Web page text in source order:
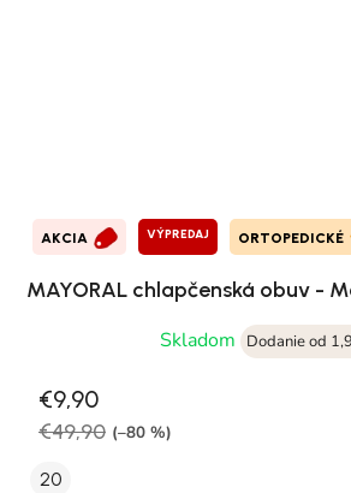
AKCIA VÝPREDAJ ORTOPEDICKÉ
MAYORAL chlapčenská obuv -
Skladom
Dodanie od
€9,90
€49,90 (–80 %)
20